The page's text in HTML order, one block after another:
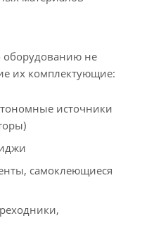
оборудованию не
их комплектующие:
источники
самоклеющиеся